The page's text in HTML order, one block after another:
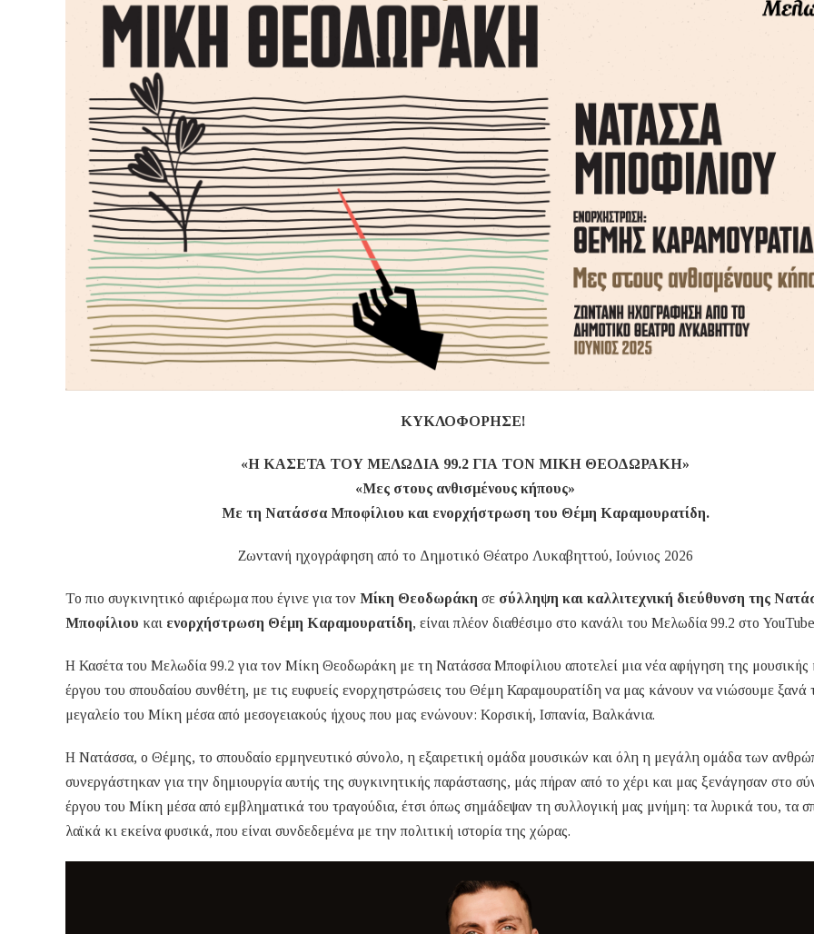
ΚΥΚΛΟΦΟΡΗΣΕ!
«Η ΚΑΣΕΤΑ ΤΟΥ ΜΕΛΩΔΙΑ 99.2 ΓΙΑ ΤΟΝ ΜΙΚΗ ΘΕΟΔΩΡΑΚΗ»
«Μες στους ανθισμένους κήπους»
Με τη Νατάσσα Μποφίλιου και ενορχήστρωση του Θέμη Καραμουρατίδη.
Ζωντανή ηχογράφηση από το Δημοτικό Θέατρο Λυκαβηττού, Ιούνιος 2026
Το πιο συγκινητικό αφιέρωμα που έγινε για τον Μίκη Θεοδωράκη σε σύλληψη και καλλιτεχνική διεύθυνση της
Μποφίλιου και ενορχήστρωση Θέμη Καραμουρατίδη, είναι πλέον διαθέσιμο στο κανάλι του Μελωδία 99.2 στο
Η Κασέτα του Μελωδία 99.2 για τον Μίκη Θεοδωράκη με τη Νατάσσα Μποφίλιου αποτελεί μια νέα αφήγηση της μουσικής
έργου του σπουδαίου συνθέτη, με τις ευφυείς ενορχηστρώσεις του Θέμη Καραμουρατίδη να μας κάνουν να νιώσουμε ξανά
μεγαλείο του Μίκη μέσα από μεσογειακούς ήχους που μας ενώνουν: Κορσική, Ισπανία, Βαλκάνια.
Η Νατάσσα, ο Θέμης, το σπουδαίο ερμηνευτικό σύνολο, η εξαιρετική ομάδα μουσικών και όλη η μεγάλη ομάδα των
συνεργάστηκαν για την δημιουργία αυτής της συγκινητικής παράστασης, μάς πήραν από το χέρι και μας ξενάγησαν στο
έργου του Μίκη μέσα από εμβληματικά του τραγούδια, έτσι όπως σημάδεψαν τη συλλογική μας μνήμη: τα λυρικά του, τα
λαϊκά κι εκείνα φυσικά, που είναι συνδεδεμένα με την πολιτική ιστορία της χώρας.